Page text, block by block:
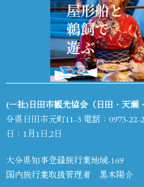
(一社)日田市観光協会（日田・天瀬
分県日田市元町11-3 電話： 0973-22-
日：1月1日,2日
大分県知事登録旅行業地域-169
国内旅行業取扱管理者 黒木陽介